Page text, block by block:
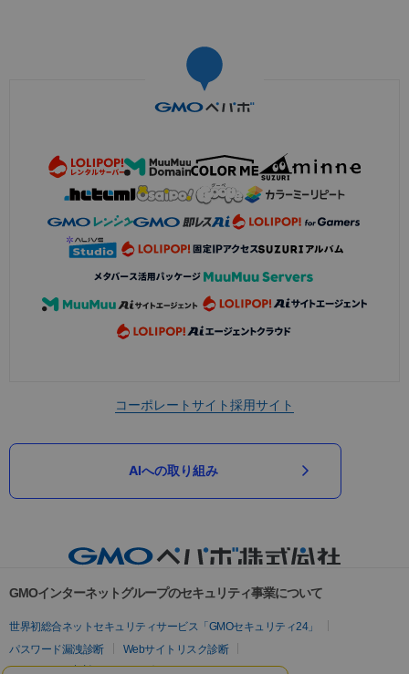
コーポレートサイト採用サイト
AIへの取り組み
GMOインターネットグループのセキュリティ事業について
世界初総合ネットセキュリティサービス「GMOセキュリティ24」
パスワード漏洩診断
Webサイトリスク診断
セキュリティ相談AIチャットボット